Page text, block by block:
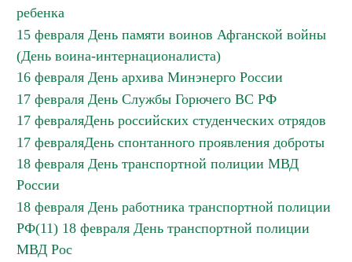
ребенка
15 февраля День памяти воинов Афганской войны
(День воина-интернационалиста)
16 февраля День архива Минэнерго России
17 февраля День Службы Горючего ВС РФ
17 февраляДень российских студенческих отрядов
17 февраляДень спонтанного проявления доброты
18 февраля День транспортной полиции МВД
России
18 февраля День работника транспортной полиции
РФ(11) 18 февраля День транспортной полиции
МВД Рос